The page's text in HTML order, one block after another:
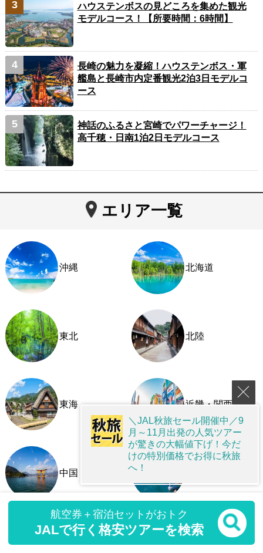
航空券＋宿泊セットがおトク
JALで行く格安ツアーを検索
ハウステンボスの見どころを集めた観光
モデルコース！【所要時間：6時間】
長崎の魅力を凝縮！ハウステンボス・軍
艦島と長崎市内定番観光2泊3日モデルコ
ース
神話のふるさと宮崎でパワーチャージ！
高千穂・日南1泊2日モデルコース
エリア一覧
沖縄 北海道
東北 北陸
東海 近畿・関西
中国
＼JAL秋旅セール開催中／9
月～11月出発の人気ツアー
が驚きの大幅値下げ！今だ
けの特別価格でお得に秋旅
へ！